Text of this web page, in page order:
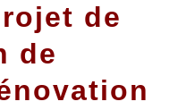
de
de